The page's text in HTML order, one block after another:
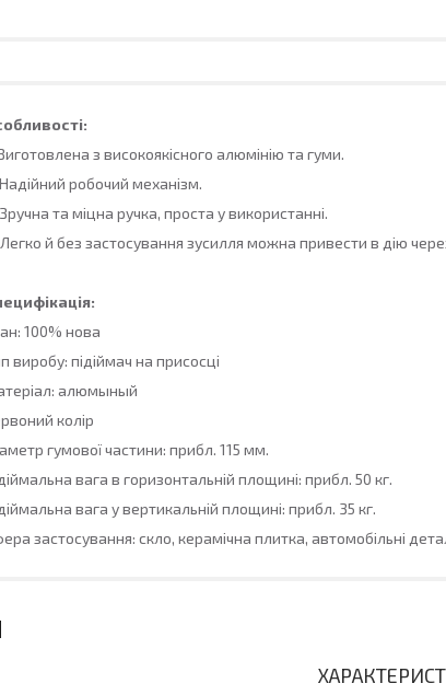
з високоякісного алюмінію та гуми.
робочий механізм.
та міцна ручка, проста у використанні.
й без застосування зусилля можна привести в дію
100% нова
виробу: підіймач на присосці
алюмыный
колір
гумової частини: прибл. 115 мм.
вага в горизонтальній площині: прибл. 50 кг.
вага у вертикальній площині: прибл. 35 кг.
застосування: скло, керамічна плитка, автомобільні